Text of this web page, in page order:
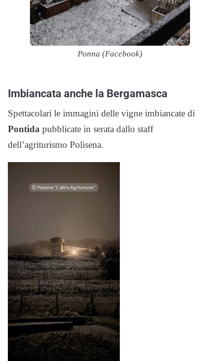
Ponna (Facebook)
Imbiancata anche la Bergamasca
Spettacolari le immagini delle vigne imbiancate di
Pontida pubblicate in serata dallo staff
dell’agriturismo Polisena.